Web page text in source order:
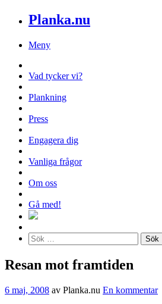
Planka.nu
Meny
Vad tycker vi?
Plankning
Press
Engagera dig
Vanliga frågor
Om oss
Gå med!
Resan mot framtiden
6 maj, 2008 av Planka.nu En kommentar